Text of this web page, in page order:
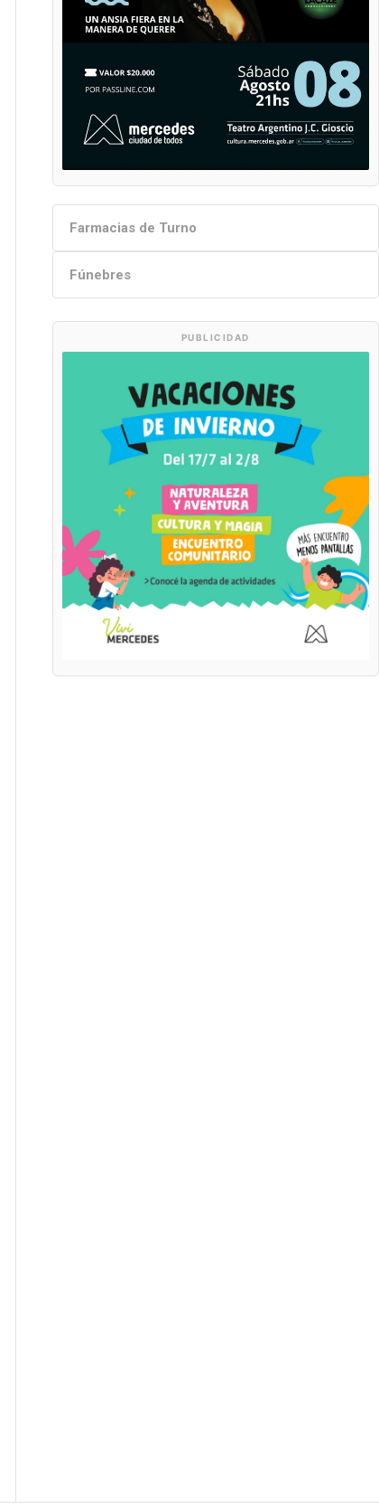
Farmacias de Turno
Fúnebres
PUBLICIDAD